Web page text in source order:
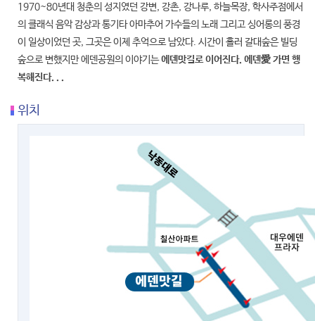
1970~80년대 청춘의 성지였던 강변, 강촌, 강나루, 하늘목장, 학사주점에서
의 클래식 음악 감상과 통기타 아마추어 가수들의 노래 그리고 싱어롱의 풍경
이 일상이었던 곳, 그곳은 이제 추억으로 남았다. 시간이 흘러 갈대숲은 빌딩
숲으로 변했지만 에덴공원의 이야기는에덴맛길로 이어진다. 에덴愛 가면 행
복해진다. . .
위치